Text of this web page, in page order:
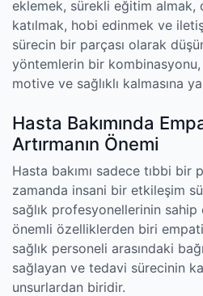
eklemek, sürekli eğitim almak,
katılmak, hobi edinmek ve
sürecin bir parçası olarak
yöntemlerin bir kombinasyonu,
motive ve sağlıklı kalmasına
Hasta Bakımında
Artırmanın Önemi
Hasta bakımı sadece tıbbi bir
zamanda insani bir etkileşim
sağlık profesyonellerinin sahip
önemli özelliklerden biri
sağlık personeli arasındaki
sağlayan ve tedavi sürecinin
unsurlardan biridir.